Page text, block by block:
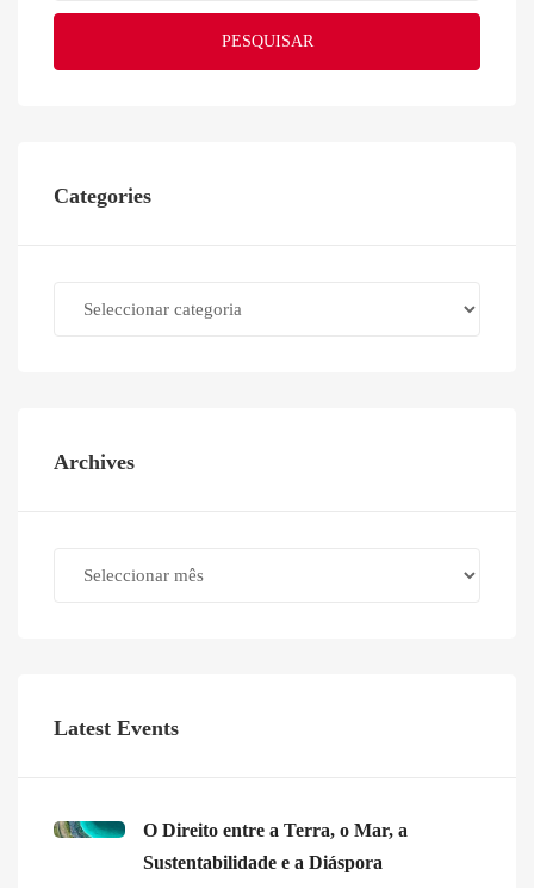
PESQUISAR
Categories
Archives
Latest Events
O Direito entre a Terra, o Mar, a
Sustentabilidade e a Diáspora